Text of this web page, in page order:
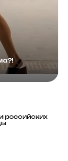
российских